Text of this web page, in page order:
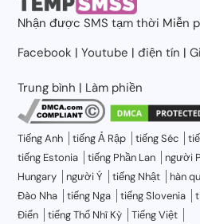
Nhận đượcSMS tạm thời Miễn
Facebook |Youtube |điện tín |
Trung bình | Làm phiền
Tiếng Anh tiếng Ả Rập tiếng Séc
tiếng Estonia
tiếng Phần Lan người
Hungary
người Ý tiếng Nhật hàn
Đào Nha
tiếng Nga tiếng Slovenia
Điển
tiếng Thổ Nhĩ Kỳ
Tiếng Việt